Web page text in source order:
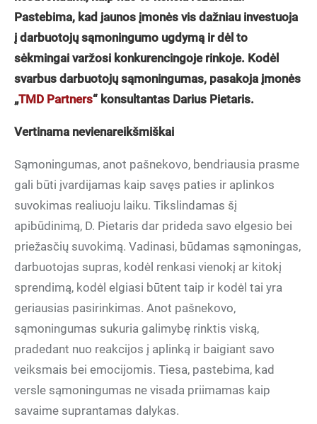
Pastebima, kad jaunos įmonės vis dažniau investuoja
į darbuotojų sąmoningumo ugdymą ir dėl to
sėkmingai varžosi konkurencingoje rinkoje. Kodėl
svarbus darbuotojų sąmoningumas, pasakoja įmonės
„TMD Partners“ konsultantas Darius Pietaris.
Vertinama nevienareikšmiškai
Sąmoningumas, anot pašnekovo, bendriausia prasme
gali būti įvardijamas kaip savęs paties ir aplinkos
suvokimas realiuoju laiku. Tikslindamas šį
apibūdinimą, D. Pietaris dar prideda savo elgesio bei
priežasčių suvokimą. Vadinasi, būdamas sąmoningas,
darbuotojas supras, kodėl renkasi vienokį ar kitokį
sprendimą, kodėl elgiasi būtent taip ir kodėl tai yra
geriausias pasirinkimas. Anot pašnekovo,
sąmoningumas sukuria galimybę rinktis viską,
pradedant nuo reakcijos į aplinką ir baigiant savo
veiksmais bei emocijomis. Tiesa, pastebima, kad
versle sąmoningumas ne visada priimamas kaip
savaime suprantamas dalykas.